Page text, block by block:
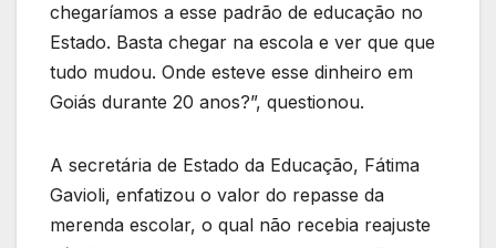
chegaríamos a esse padrão de educação no
Estado. Basta chegar na escola e ver que que
tudo mudou. Onde esteve esse dinheiro em
Goiás durante 20 anos?”, questionou.
A secretária de Estado da Educação, Fátima
Gavioli, enfatizou o valor do repasse da
merenda escolar, o qual não recebia reajuste